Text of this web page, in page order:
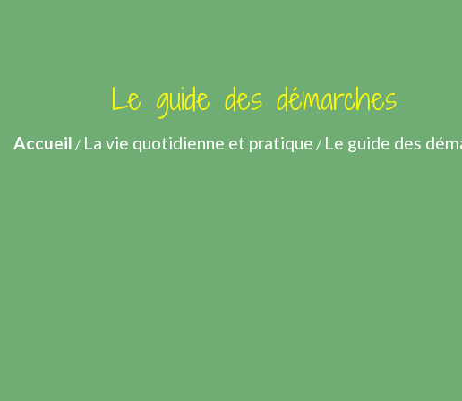
Le guide des démarches
Accueil / La vie quotidienne et pratique / Le guide des